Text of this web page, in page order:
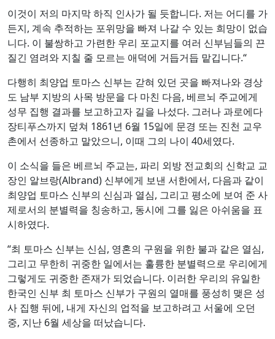
이것이 저의 마지막 하직 인사가 될 듯합니다. 저는 어디를 가
든지, 계속 추적하는 포위망을 빠져 나갈 수 있는 희망이 없습
니다. 이 불쌍하고 가련한 우리 포교지를 여러 신부님들의 끈
질긴 염려와 지칠 줄 모르는 애덕에 거듭거듭 맡깁니다.“
다행히 최양업 토마스 신부는 갇혀 있던 곳을 빠져나와 경상
도 남부 지방의 사목 방문을 다 마친 다음, 베르뇌 주교에게
성무 집행 결과를 보고하고자 길을 나섰다. 그러나 과로에다
장티푸스까지 덮쳐 1861년 6월 15일에 문경 또는 진천 교우
촌에서 선종하고 말았으니, 이때 그의 나이 40세였다.
이 소식을 들은 베르뇌 주교는, 파리 외방 전교회의 신학교 교
장인 알브랑(Albrand) 신부에게 보낸 서한에서, 다음과 같이
최양업 토마스 신부의 신심과 열심, 그리고 평소에 보여 준 사
제로서의 분별력을 칭송하고, 동시에 그를 잃은 아쉬움을 표
시하였다.
“최 토마스 신부는 신심, 영혼의 구원을 위한 불과 같은 열심,
그리고 무한히 귀중한 일에서는 훌륭한 분별력으로 우리에게
그렇게도 귀중한 존재가 되었습니다. 이러한 우리의 유일한
한국인 신부 최 토마스 신부가 구원의 열매를 풍성히 맺은 성
사 집행 뒤에, 내게 자신의 업적을 보고하려고 서울에 오던
중, 지난 6월 세상을 떠났습니다.